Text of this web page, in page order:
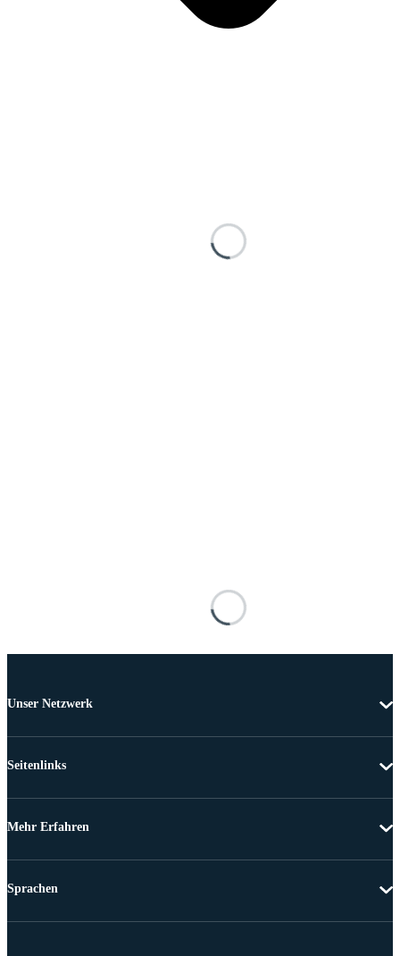
Unser Netzwerk
Seitenlinks
Mehr Erfahren
Sprachen